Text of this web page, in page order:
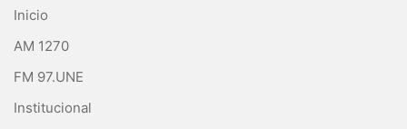
Inicio
AM 1270
FM 97.UNE
Institucional